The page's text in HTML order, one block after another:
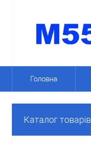
Головна
Каталог товарів